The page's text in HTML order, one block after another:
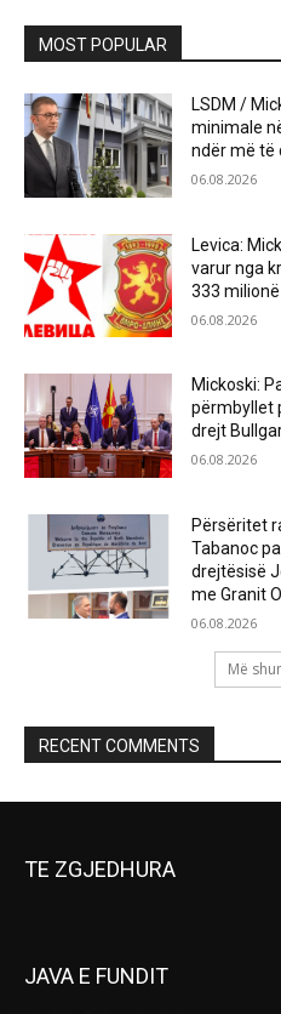
MOST POPULAR
LSDM /
minimale
ndër më të
06.08.2026
Levica:
varur nga
333 milionë
06.08.2026
Mickoski:
përmbyllet
drejt
06.08.2026
Përsëritet
Tabanoc
drejtësisë
me Granit
06.08.2026
Më
RECENT COMMENTS
TE ZGJEDHURA
JAVA E FUNDIT